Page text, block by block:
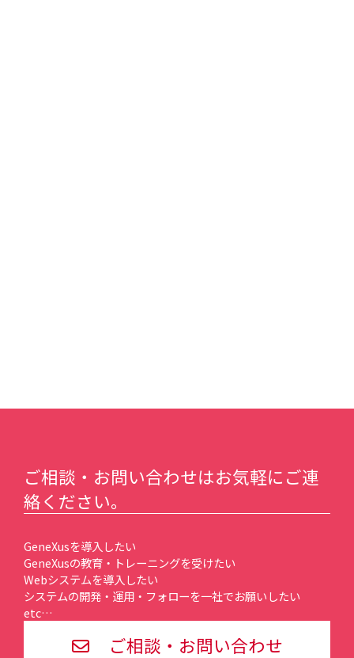
ご相談・お問い合わせはお気軽にご連
絡ください。
GeneXusを導入したい
GeneXusの教育・トレーニングを受けたい
Webシステムを導入したい
システムの開発・運用・フォローを一社でお願いしたい
etc…
ご相談・お問い合わせ